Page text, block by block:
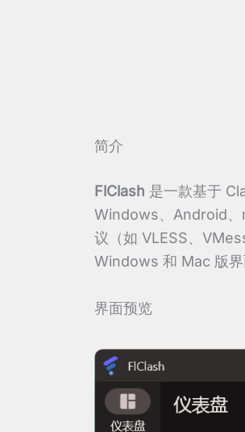
简介
FlClash 是一款基于
Windows、Android、
议（如 VLESS、
Windows 和 Mac 版界
界面预览